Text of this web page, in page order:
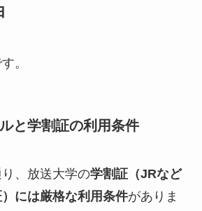
。
と学割証の利用条件
、放送大学の学割証（JRなど
には厳格な利用条件がありま